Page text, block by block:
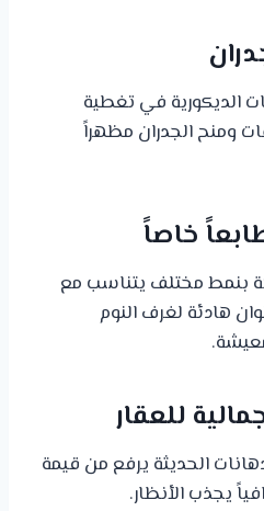
الديكورية في تغطية
ومنح الجدران مظهراً
مختلف يتناسب مع
هادئة لغرف النوم
الحديثة يرفع من قيمة
يجذب الأنظار.